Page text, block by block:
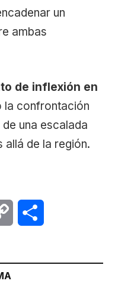
un
ambas
de inflexión en
la confrontación
una escalada
allá de la región.
Copy